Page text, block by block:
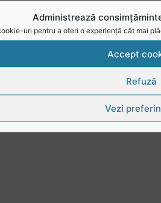
Administrează
uri pentru a oferi o experiență cât mai
Accept
Refuză
Vezi